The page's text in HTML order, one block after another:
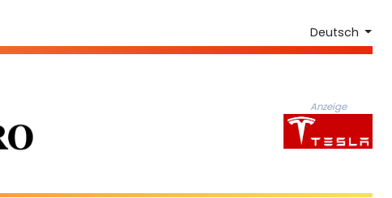
Deutsch
Anzeige